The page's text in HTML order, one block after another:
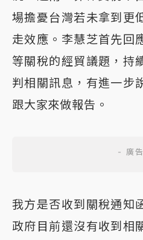
場擔憂台灣若未拿到更
走效應。李慧芝首先回
等關稅的經貿議題，持
判相關訊息，有進一步
跟大家來做報告。
我方是否收到關稅通知
政府目前還沒有收到相